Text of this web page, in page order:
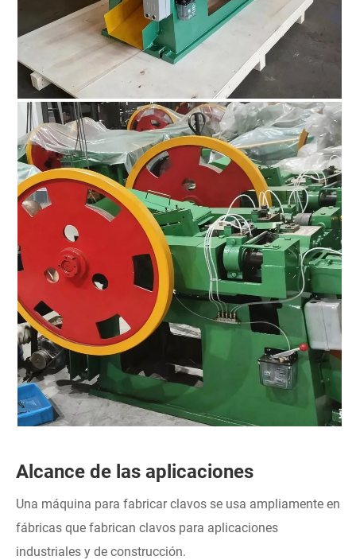
Alcance de las aplicaciones
Una máquina para fabricar clavos se usa ampliamente en
fábricas que fabrican clavos para aplicaciones
industriales y de construcción.